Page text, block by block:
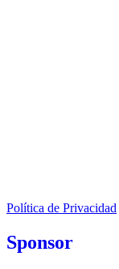
Política de Privacidad
Sponsor